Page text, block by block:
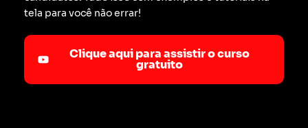
tela para você não errar!
Clique aqui para assistir o curso
gratuito